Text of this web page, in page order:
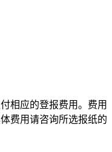
相应的登报费用。费用
费用请咨询所选报纸的